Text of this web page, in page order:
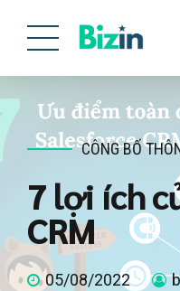
CÔNG BỐ
7 lợi ích
CRM
05/08/2022